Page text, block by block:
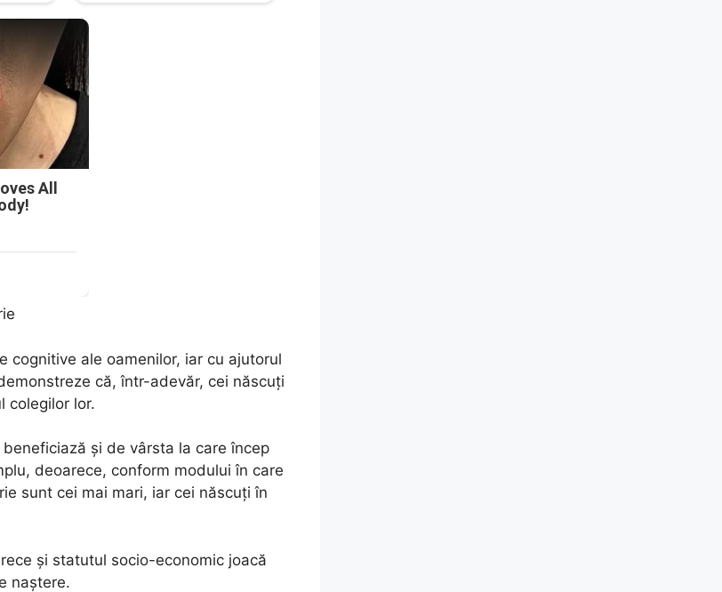
All
ale oamenilor, iar cu ajutorul
că, într-adevăr, cei născuți
colegilor lor.
și de vârsta la care încep
deoarece, conform modului în care
sunt cei mai mari, iar cei născuți în
și statutul socio-economic joacă
naștere.